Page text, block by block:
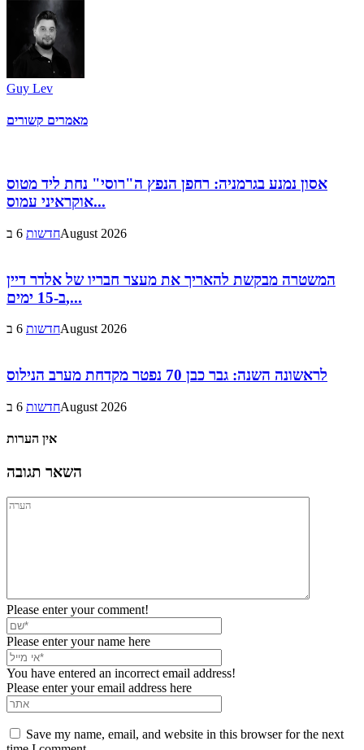
Guy Lev
מאמרים קשורים
אסון נמנע בגרמניה: רחפן הנפץ ה"רוסי" נחת ליד מטוס
אוקראיני עמוס...
חדשות6 בAugust 2026
המשטרה מבקשת להאריך את מעצר חבריו של אלדר דיין
ב-15 ימים,...
חדשות6 בAugust 2026
לראשונה השנה: גבר כבן 70 נפטר מקדחת מערב הנילוס
חדשות6 בAugust 2026
אין הערות
השאר תגובה
Please enter your comment!
Please enter your name here
You have entered an incorrect email address!
Please enter your email address here
Save my name, email, and website in this browser for the next